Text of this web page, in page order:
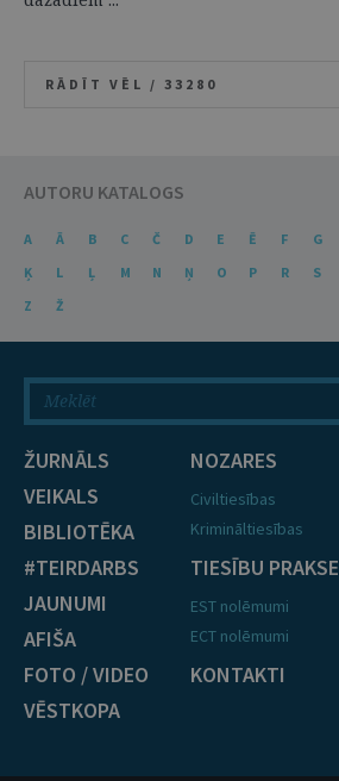
RĀDĪT VĒL / 33280
AUTORU KATALOGS
A Ā B C Č D E Ē F G
Ķ
L Ļ M N Ņ O P R S
Z
Ž
ŽURNĀLS
VEIKALS
BIBLIOTĒKA
#TEIRDARBS
JAUNUMI
AFIŠA
FOTO / VIDEO
VĒSTKOPA
NOZARES
Civiltiesības
Krimināltiesības
TIESĪBU PRAKSE
EST nolēmumi
ECT nolēmumi
KONTAKTI